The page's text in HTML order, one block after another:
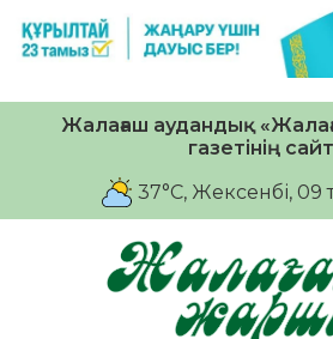
Жалағаш аудандық
газетінің
37°C, Жексенбі, 09